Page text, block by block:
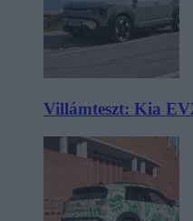
Villámteszt: Kia